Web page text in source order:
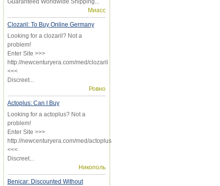
Миасс
Clozaril: To Buy Online Germany
Looking for a clozaril? Not a
problem!
Enter Site >>>
http://newcenturyera.com/med/clozaril
<<<
Discreet...
Ровно
Actoplus: Can I Buy
Looking for a actoplus? Not a
problem!
Enter Site >>>
http://newcenturyera.com/med/actoplus
<<<
Discreet...
Никополь
Benicar: Discounted Without